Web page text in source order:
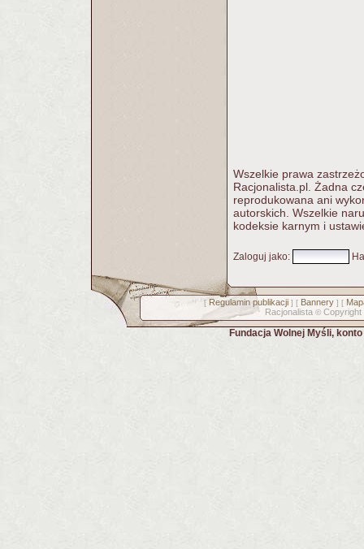
Wszelkie prawa
Racjonalista.pl. Żadna
reprodukowana ani
autorskich. Wszelkie
kodeksie karnym i
Zaloguj jako:
[ Regulamin publikacji] [ Bannery] [
Racjonalista © Copyright
Fundacja Wolnej Myśli,